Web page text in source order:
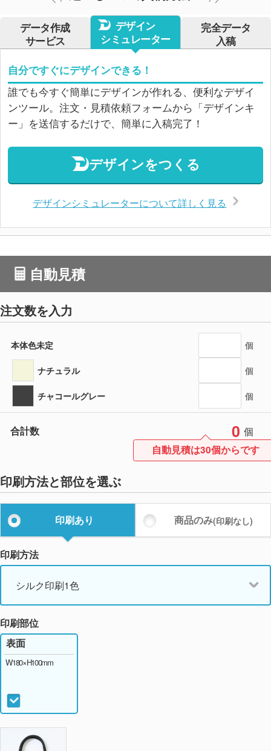
データ作成
サービス
デザイン
シミュレーター
完全データ
入稿
自分ですぐにデザインできる！
誰でも今すぐ簡単にデザインが作れる、便利なデザイ
ンツール。注文・見積依頼フォームから「デザインキ
ー」を送信するだけで、簡単に入稿完了！
デザインをつくる
デザインシミュレーターについて詳しく見る
自動見積
注文数を入力
本体色未定 個
ナチュラル 個
チャコールグレー 個
合計数 0 個
自動見積は30個からです
印刷方法と部位を選ぶ
印刷あり 商品のみ(印刷なし)
印刷方法
シルク印刷1色
印刷部位
表面
W180×H100mm